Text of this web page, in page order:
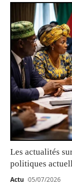
Les actualités
politiques
Actu 05/07/2026